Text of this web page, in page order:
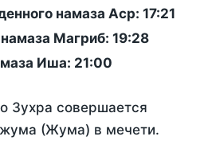
намаза Аср: 17:21
Магриб: 19:28
Иша: 21:00
Зухра совершается
(Жума) в мечети.